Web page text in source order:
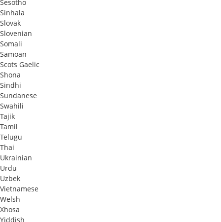
Sesotho
Sinhala
Slovak
Slovenian
Somali
Samoan
Scots Gaelic
Shona
Sindhi
Sundanese
Swahili
Tajik
Tamil
Telugu
Thai
Ukrainian
Urdu
Uzbek
Vietnamese
Welsh
Xhosa
Yiddish